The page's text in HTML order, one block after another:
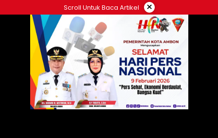
ke
Scroll Untuk Baca Artikel ×